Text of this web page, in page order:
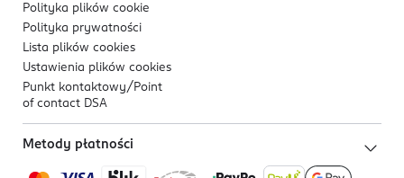
Polityka plików cookie
Polityka prywatności
Lista plików cookies
Ustawienia plików cookies
Punkt kontaktowy/ Point
of contact DSA
Metody płatności